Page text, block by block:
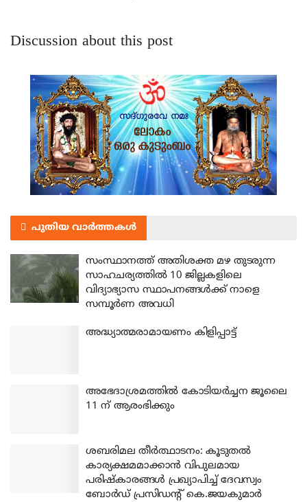
Discussion about this post
പുതിയ വാർത്തകൾ
സംസ്ഥാനത്ത് അതിശക്ത മഴ തുടരുന്ന
സാഹചര്യത്തിൽ 10 ജില്ലകളിലെ
വിദ്യാഭ്യാസ സ്ഥാപനങ്ങൾക്ക് നാളെ
സമ്പൂർണ അവധി
അദ്ധ്യാത്മരാമായണം കിളിപ്പാട്ട്
അഭേദാശ്രമത്തില്‍ കോടിയര്‍ച്ചന ജൂലൈ
11 ന് ആരംഭിക്കും
ശബരിമല തീര്‍ത്ഥാടനം: കൂടുതല്‍
കാര്യക്ഷമമാക്കാന്‍ വിപുലമായ
പരിഷ്‌കാരങ്ങള്‍ പ്രഖ്യാപിച്ച് ദേവസ്വം
ബോര്‍ഡ് പ്രസിഡന്റ് കെ.ജയകുമാര്‍